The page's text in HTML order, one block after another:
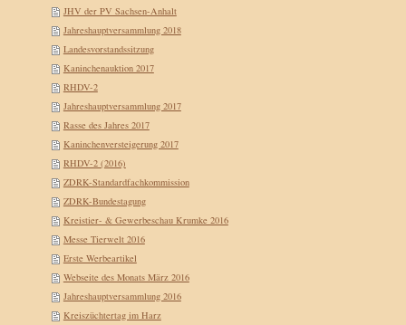
JHV der PV Sachsen-Anhalt
Jahreshauptversammlung 2018
Landesvorstandssitzung
Kaninchenauktion 2017
RHDV-2
Jahreshauptversammlung 2017
Rasse des Jahres 2017
Kaninchenversteigerung 2017
RHDV-2 (2016)
ZDRK-Standardfachkommission
ZDRK-Bundestagung
Kreistier- & Gewerbeschau Krumke 2016
Messe Tierwelt 2016
Erste Werbeartikel
Webseite des Monats März 2016
Jahreshauptversammlung 2016
Kreiszüchtertag im Harz